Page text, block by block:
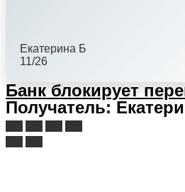
Екатерина Б
11/26
Банк блокирует
Получатель: